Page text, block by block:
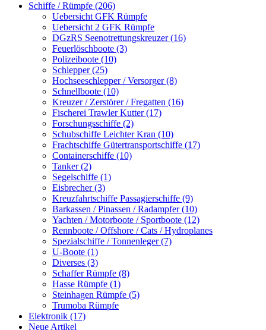
Schiffe / Rümpfe (206)
Uebersicht GFK Rümpfe
Uebersicht 2 GFK Rümpfe
DGzRS Seenotrettungskreuzer (16)
Feuerlöschboote (3)
Polizeiboote (10)
Schlepper (25)
Hochseeschlepper / Versorger (8)
Schnellboote (10)
Kreuzer / Zerstörer / Fregatten (16)
Fischerei Trawler Kutter (17)
Forschungsschiffe (2)
Schubschiffe Leichter Kran (10)
Frachtschiffe Gütertransportschiffe (17)
Containerschiffe (10)
Tanker (2)
Segelschiffe (1)
Eisbrecher (3)
Kreuzfahrtschiffe Passagierschiffe (9)
Barkassen / Pinassen / Radampfer (10)
Yachten / Motorboote / Sportboote (12)
Rennboote / Offshore / Cats / Hydroplanes
Spezialschiffe / Tonnenleger (7)
U-Boote (1)
Diverses (3)
Schaffer Rümpfe (8)
Hasse Rümpfe (1)
Steinhagen Rümpfe (5)
Trumoba Rümpfe
Elektronik (17)
Neue Artikel